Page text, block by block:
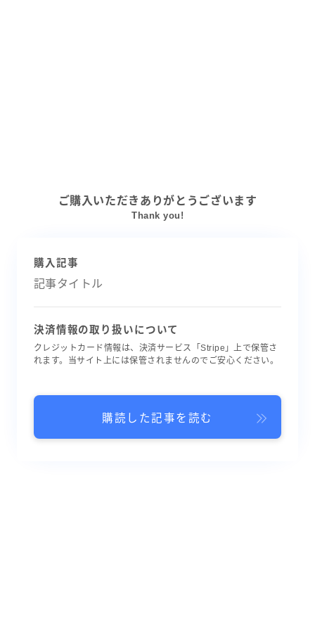
ご購入いただきありがとうございます
Thank you!
購入記事
記事タイトル
決済情報の取り扱いについて
クレジットカード情報は、決済サービス「Stripe」上で保管さ
れます。当サイト上には保管されませんのでご安心ください。
購読した記事を読む